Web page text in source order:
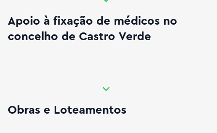
Apoio à fixação de médicos no
concelho de Castro Verde
Obras e Loteamentos